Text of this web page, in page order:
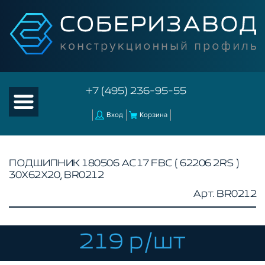
+7 (495) 236-95-55
Вход Корзина
КАТАЛОГ ТОВАРОВ
КОНСТРУКЦИОННЫЙ ПРОФИЛЬ
КОМПЛЕКТУЮЩИЕ К ЧПУ
АКСЕССУАРЫ ДЛЯ V-ПАЗА
ПОДШИПНИК 180506 АС17 FBC ( 62206 2RS )
30Х62Х20, BR0212
Арт. BR0212
219 р/шт